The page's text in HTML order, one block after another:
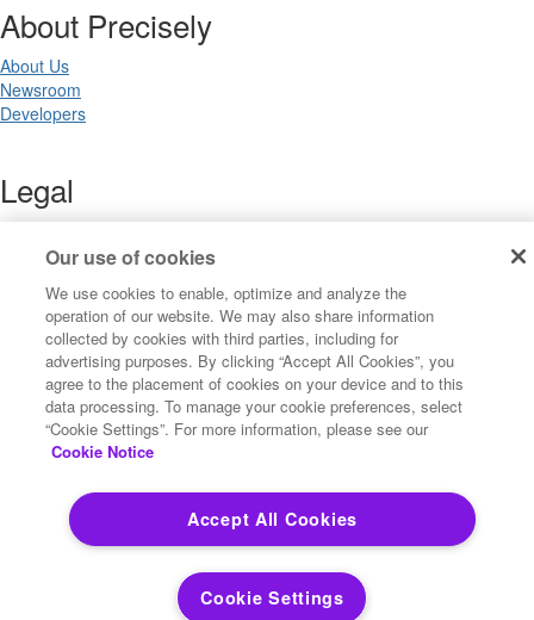
About Precisely
About Us
Newsroom
Developers
Legal
Trademarks
Your Privacy Choices
California Privacy Notices
Cookie Settings
Powered by Higher Logic
Our use of cookies
We use cookies to enable, optimize and analyze the
operation of our website. We may also share information
collected by cookies with third parties, including for
advertising purposes. By clicking “Accept All Cookies”, you
agree to the placement of cookies on your device and to this
data processing. To manage your cookie preferences, select
“Cookie Settings”. For more information, please see our
Cookie Notice
Accept All Cookies
Cookie Settings